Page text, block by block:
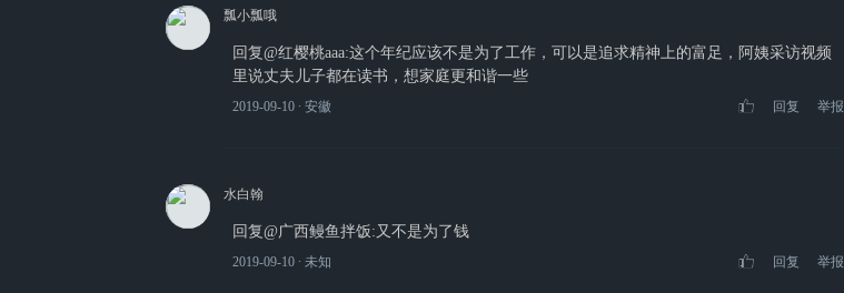
瓢小瓢哦
回复@红樱桃aaa:这个年纪应该不是为了工作，可以是追求精神上的富足，阿姨采访视频
里说丈夫儿子都在读书，想家庭更和谐一些
2019-09-10 ∙ 安徽 回复 举报
水白翰
回复@广西鳗鱼拌饭:又不是为了钱
2019-09-10 ∙ 未知 回复 举报